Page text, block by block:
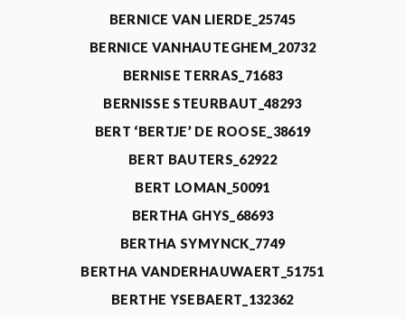
BERNICE VAN LIERDE_25745
BERNICE VANHAUTEGHEM_20732
BERNISE TERRAS_71683
BERNISSE STEURBAUT_48293
BERT ‘BERTJE’ DE ROOSE_38619
BERT BAUTERS_62922
BERT LOMAN_50091
BERTHA GHYS_68693
BERTHA SYMYNCK_7749
BERTHA VANDERHAUWAERT_51751
BERTHE YSEBAERT_132362